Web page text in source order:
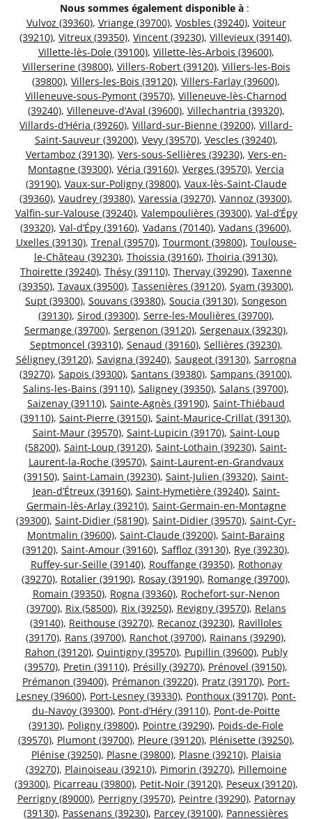
Nous sommes également disponible à :
Vulvoz (39360), Vriange (39700), Vosbles (39240), Voiteur
(39210), Vitreux (39350), Vincent (39230), Villevieux (39140),
Villette-lès-Dole (39100), Villette-lès-Arbois (39600),
Villerserine (39800), Villers-Robert (39120), Villers-les-Bois
(39800), Villers-les-Bois (39120), Villers-Farlay (39600),
Villeneuve-sous-Pymont (39570), Villeneuve-lès-Charnod
(39240), Villeneuve-d’Aval (39600), Villechantria (39320),
Villards-d’Héria (39260), Villard-sur-Bienne (39200), Villard-
Saint-Sauveur (39200), Vevy (39570), Vescles (39240),
Vertamboz (39130), Vers-sous-Sellières (39230), Vers-en-
Montagne (39300), Véria (39160), Verges (39570), Vercia
(39190), Vaux-sur-Poligny (39800), Vaux-lès-Saint-Claude
(39360), Vaudrey (39380), Varessia (39270), Vannoz (39300),
Valfin-sur-Valouse (39240), Valempoulières (39300), Val-d’Épy
(39320), Val-d’Épy (39160), Vadans (70140), Vadans (39600),
Uxelles (39130), Trenal (39570), Tourmont (39800), Toulouse-
le-Château (39230), Thoissia (39160), Thoiria (39130),
Thoirette (39240), Thésy (39110), Thervay (39290), Taxenne
(39350), Tavaux (39500), Tassenières (39120), Syam (39300),
Supt (39300), Souvans (39380), Soucia (39130), Songeson
(39130), Sirod (39300), Serre-les-Moulières (39700),
Sermange (39700), Sergenon (39120), Sergenaux (39230),
Septmoncel (39310), Senaud (39160), Sellières (39230),
Séligney (39120), Savigna (39240), Saugeot (39130), Sarrogna
(39270), Sapois (39300), Santans (39380), Sampans (39100),
Salins-les-Bains (39110), Saligney (39350), Salans (39700),
Saizenay (39110), Sainte-Agnès (39190), Saint-Thiébaud
(39110), Saint-Pierre (39150), Saint-Maurice-Crillat (39130),
Saint-Maur (39570), Saint-Lupicin (39170), Saint-Loup
(58200), Saint-Loup (39120), Saint-Lothain (39230), Saint-
Laurent-la-Roche (39570), Saint-Laurent-en-Grandvaux
(39150), Saint-Lamain (39230), Saint-Julien (39320), Saint-
Jean-d’Étreux (39160), Saint-Hymetière (39240), Saint-
Germain-lès-Arlay (39210), Saint-Germain-en-Montagne
(39300), Saint-Didier (58190), Saint-Didier (39570), Saint-Cyr-
Montmalin (39600), Saint-Claude (39200), Saint-Baraing
(39120), Saint-Amour (39160), Saffloz (39130), Rye (39230),
Ruffey-sur-Seille (39140), Rouffange (39350), Rothonay
(39270), Rotalier (39190), Rosay (39190), Romange (39700),
Romain (39350), Rogna (39360), Rochefort-sur-Nenon
(39700), Rix (58500), Rix (39250), Revigny (39570), Relans
(39140), Reithouse (39270), Recanoz (39230), Ravilloles
(39170), Rans (39700), Ranchot (39700), Rainans (39290),
Rahon (39120), Quintigny (39570), Pupillin (39600), Publy
(39570), Pretin (39110), Présilly (39270), Prénovel (39150),
Prémanon (39400), Prémanon (39220), Pratz (39170), Port-
Lesney (39600), Port-Lesney (39330), Ponthoux (39170), Pont-
du-Navoy (39300), Pont-d’Héry (39110), Pont-de-Poitte
(39130), Poligny (39800), Pointre (39290), Poids-de-Fiole
(39570), Plumont (39700), Pleure (39120), Plénisette (39250),
Plénise (39250), Plasne (39800), Plasne (39210), Plaisia
(39270), Plainoiseau (39210), Pimorin (39270), Pillemoine
(39300), Picarreau (39800), Petit-Noir (39120), Peseux (39120),
Perrigny (89000), Perrigny (39570), Peintre (39290), Patornay
(39130), Passenans (39230), Parcey (39100), Pannessières